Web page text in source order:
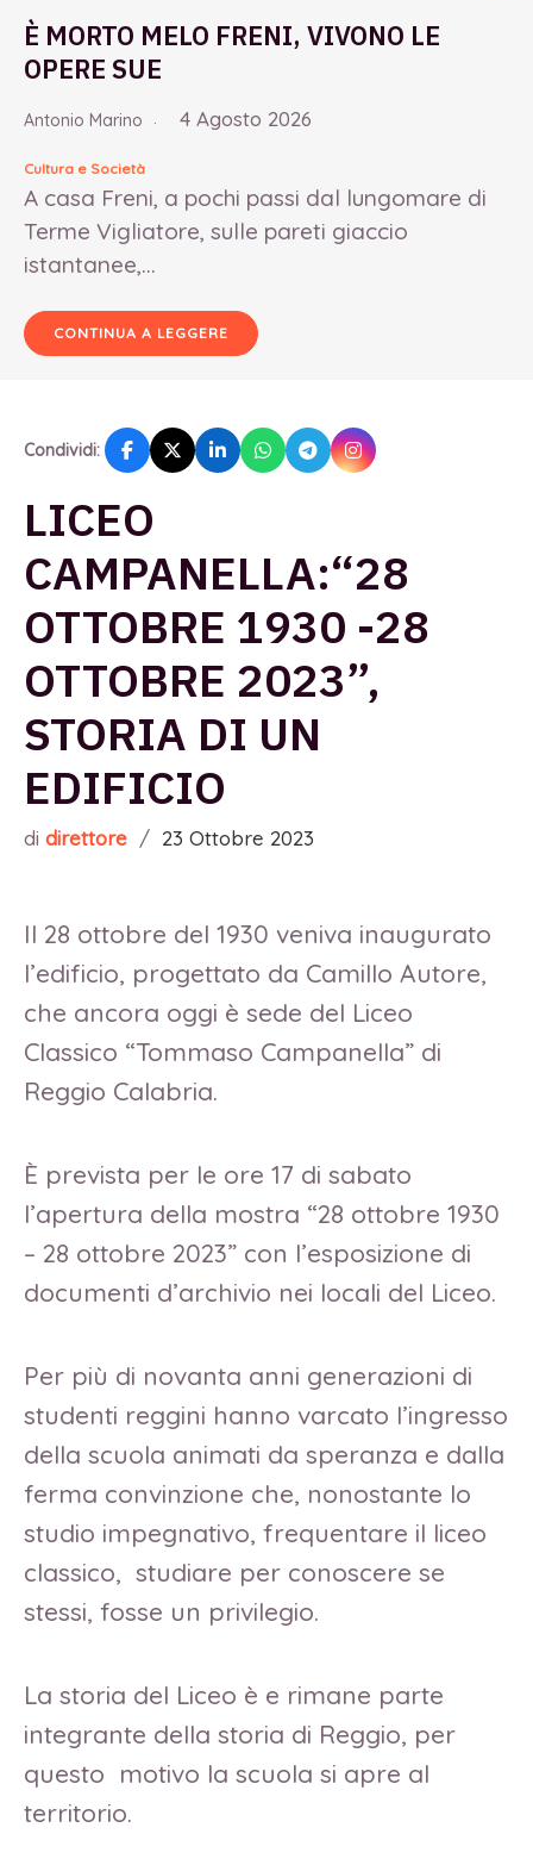
È MORTO MELO FRENI, VIVONO LE
OPERE SUE
Antonio Marino 4 Agosto 2026
Cultura e Società
A casa Freni, a pochi passi dal lungomare di
Terme Vigliatore, sulle pareti giaccio
istantanee,...
CONTINUA A LEGGERE
Condividi:
LICEO
CAMPANELLA:“28
OTTOBRE 1930 -28
OTTOBRE 2023”,
STORIA DI UN
EDIFICIO
di direttore / 23 Ottobre 2023
Il 28 ottobre del 1930 veniva inaugurato
l’edificio, progettato da Camillo Autore,
che ancora oggi è sede del Liceo
Classico “Tommaso Campanella” di
Reggio Calabria.
È prevista per le ore 17 di sabato
l’apertura della mostra “28 ottobre 1930
– 28 ottobre 2023” con l’esposizione di
documenti d’archivio nei locali del Liceo.
Per più di novanta anni generazioni di
studenti reggini hanno varcato l’ingresso
della scuola animati da speranza e dalla
ferma convinzione che, nonostante lo
studio impegnativo, frequentare il liceo
classico, studiare per conoscere se
stessi, fosse un privilegio.
La storia del Liceo è e rimane parte
integrante della storia di Reggio, per
questo motivo la scuola si apre al
territorio.